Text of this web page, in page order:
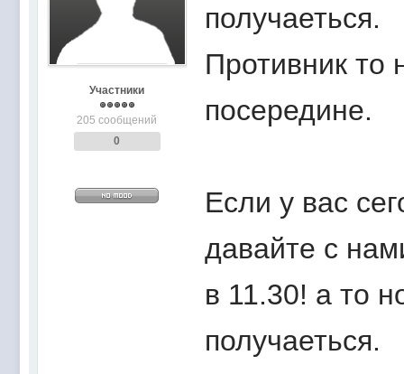
Участники
205 сообщений
0
получаеться.
Противник то
посередине.
Если у вас
давайте с
в 11.30! а то
получаеться.